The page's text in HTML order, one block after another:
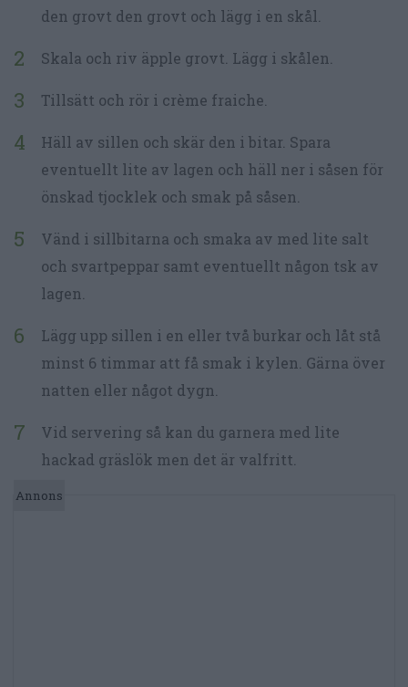
den grovt den grovt och lägg i en skål.
Skala och riv äpple grovt. Lägg i skålen.
Tillsätt och rör i crème fraiche.
Häll av sillen och skär den i bitar. Spara
eventuellt lite av lagen och häll ner i såsen för
önskad tjocklek och smak på såsen.
Vänd i sillbitarna och smaka av med lite salt
och svartpeppar samt eventuellt någon tsk av
lagen.
Lägg upp sillen i en eller två burkar och låt stå
minst 6 timmar att få smak i kylen. Gärna över
natten eller något dygn.
Vid servering så kan du garnera med lite
hackad gräslök men det är valfritt.